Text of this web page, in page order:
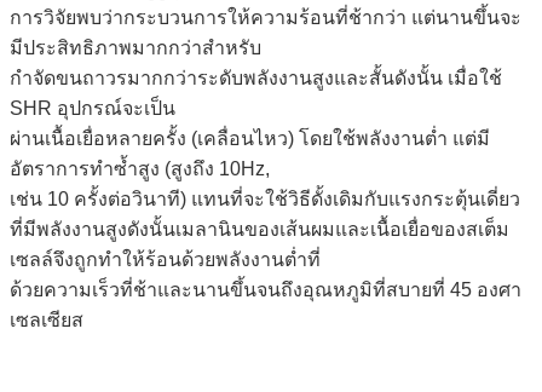
การวิจัยพบว่ากระบวนการให้ความร้อนที่ช้ากว่า แต่นานขึ้นจะ
มีประสิทธิภาพมากกว่าสำหรับ
กำจัดขนถาวรมากกว่าระดับพลังงานสูงและสั้นดังนั้น เมื่อใช้
SHR อุปกรณ์จะเป็น
ผ่านเนื้อเยื่อหลายครั้ง (เคลื่อนไหว) โดยใช้พลังงานต่ำ แต่มี
อัตราการทำซ้ำสูง (สูงถึง 10Hz,
เช่น 10 ครั้งต่อวินาที) แทนที่จะใช้วิธีดั้งเดิมกับแรงกระตุ้นเดี่ยว
ที่มีพลังงานสูงดังนั้นเมลานินของเส้นผมและเนื้อเยื่อของสเต็ม
เซลล์จึงถูกทำให้ร้อนด้วยพลังงานต่ำที่
ด้วยความเร็วที่ช้าและนานขึ้นจนถึงอุณหภูมิที่สบายที่ 45 องศา
เซลเซียส